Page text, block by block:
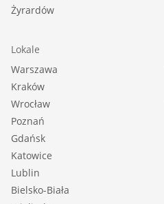
Żyrardów
Lokale
Warszawa
Kraków
Wrocław
Poznań
Gdańsk
Katowice
Lublin
Bielsko-Biała